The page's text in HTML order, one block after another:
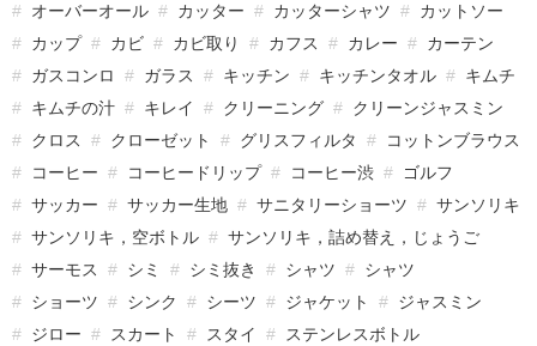
オーバーオール
カッター カッターシャツ
カットソー
カップ
カビ カビ取り カフス カレー
カーテン
ガスコンロ
ガラス キッチン キッチンタオル
キムチ
キムチの汁
キレイ クリーニング
クリーンジャスミン
クロス
クローゼット グリスフィルタ
コットンブラウス
コーヒー
コーヒードリップ コーヒー渋
ゴルフ
サッカー
サッカー生地 サニタリーショーツ
サンソリキ
サンソリキ，空ボトル
サンソリキ，詰め替え，じょうご
サーモス
シミ シミ抜き シャツ
シャツ
ショーツ
シンク シーツ ジャケット
ジャスミン
ジロー
スカート スタイ
ステンレスボトル